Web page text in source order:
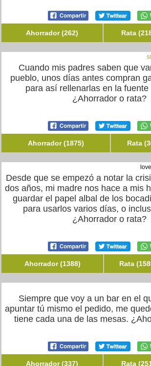
Ahorrador (262) Rata
Cuando mis padres saben que
pueblo, unos días antes compran
para así rellenarlas en la fuente
¿Ahorrador o rata?
Ahorrador (1875) Rata
Desde que se empezó a notar la
dos años, mi madre nos hace a mis
guardar el papel albal de los
para usarlos varios días, o
¿Ahorrador o rata?
Ahorrador (1388) Rata
Siempre que voy a un bar en el
apuntar tú mismo el pedido, me
tiene cada una de las mesas.
Ahorrador (337) Rata